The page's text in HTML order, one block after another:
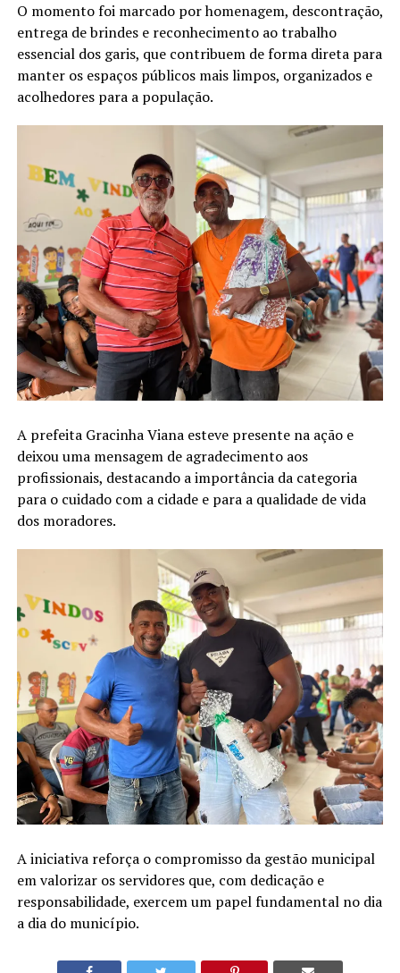
O momento foi marcado por homenagem, descontração,
entrega de brindes e reconhecimento ao trabalho
essencial dos garis, que contribuem de forma direta para
manter os espaços públicos mais limpos, organizados e
acolhedores para a população.
A prefeita Gracinha Viana esteve presente na ação e
deixou uma mensagem de agradecimento aos
profissionais, destacando a importância da categoria
para o cuidado com a cidade e para a qualidade de vida
dos moradores.
A iniciativa reforça o compromisso da gestão municipal
em valorizar os servidores que, com dedicação e
responsabilidade, exercem um papel fundamental no dia
a dia do município.